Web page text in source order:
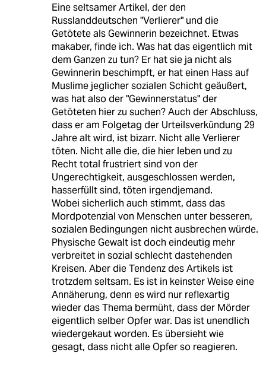
Eine seltsamer Artikel, der den
Russlanddeutschen "Verlierer" und die
Getötete als Gewinnerin bezeichnet. Etwas
makaber, finde ich. Was hat das eigentlich mit
dem Ganzen zu tun? Er hat sie ja nicht als
Gewinnerin beschimpft, er hat einen Hass auf
Muslime jeglicher sozialen Schicht geäußert,
was hat also der "Gewinnerstatus" der
Getöteten hier zu suchen? Auch der Abschluss,
dass er am Folgetag der Urteilsverkündung 29
Jahre alt wird, ist bizarr. Nicht alle Verlierer
töten. Nicht alle die, die hier leben und zu
Recht total frustriert sind von der
Ungerechtigkeit, ausgeschlossen werden,
hasserfüllt sind, töten irgendjemand.
Wobei sicherlich auch stimmt, dass das
Mordpotenzial von Menschen unter besseren,
sozialen Bedingungen nicht ausbrechen würde.
Physische Gewalt ist doch eindeutig mehr
verbreitet in sozial schlecht dastehenden
Kreisen. Aber die Tendenz des Artikels ist
trotzdem seltsam. Es ist in keinster Weise eine
Annäherung, denn es wird nur reflexartig
wieder das Thema bermüht, dass der Mörder
eigentlich selber Opfer war. Das ist unendlich
wiedergekaut worden. Es übersieht wie
gesagt, dass nicht alle Opfer so reagieren.